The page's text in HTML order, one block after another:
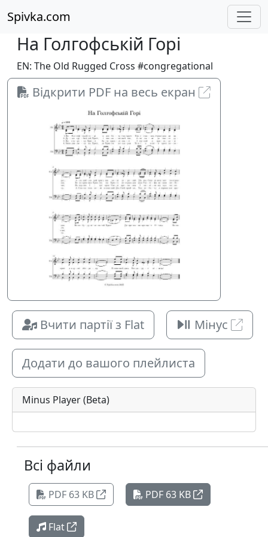
Spivka.com
На Голгофській Горі
EN: The Old Rugged Cross #congregational
Відкрити PDF на весь екран
Вчити партії з Flat Мінус
Додати до вашого плейлиста
Minus Player (Beta)
Всі файли
PDF 63 KB PDF 63 KB
Flat